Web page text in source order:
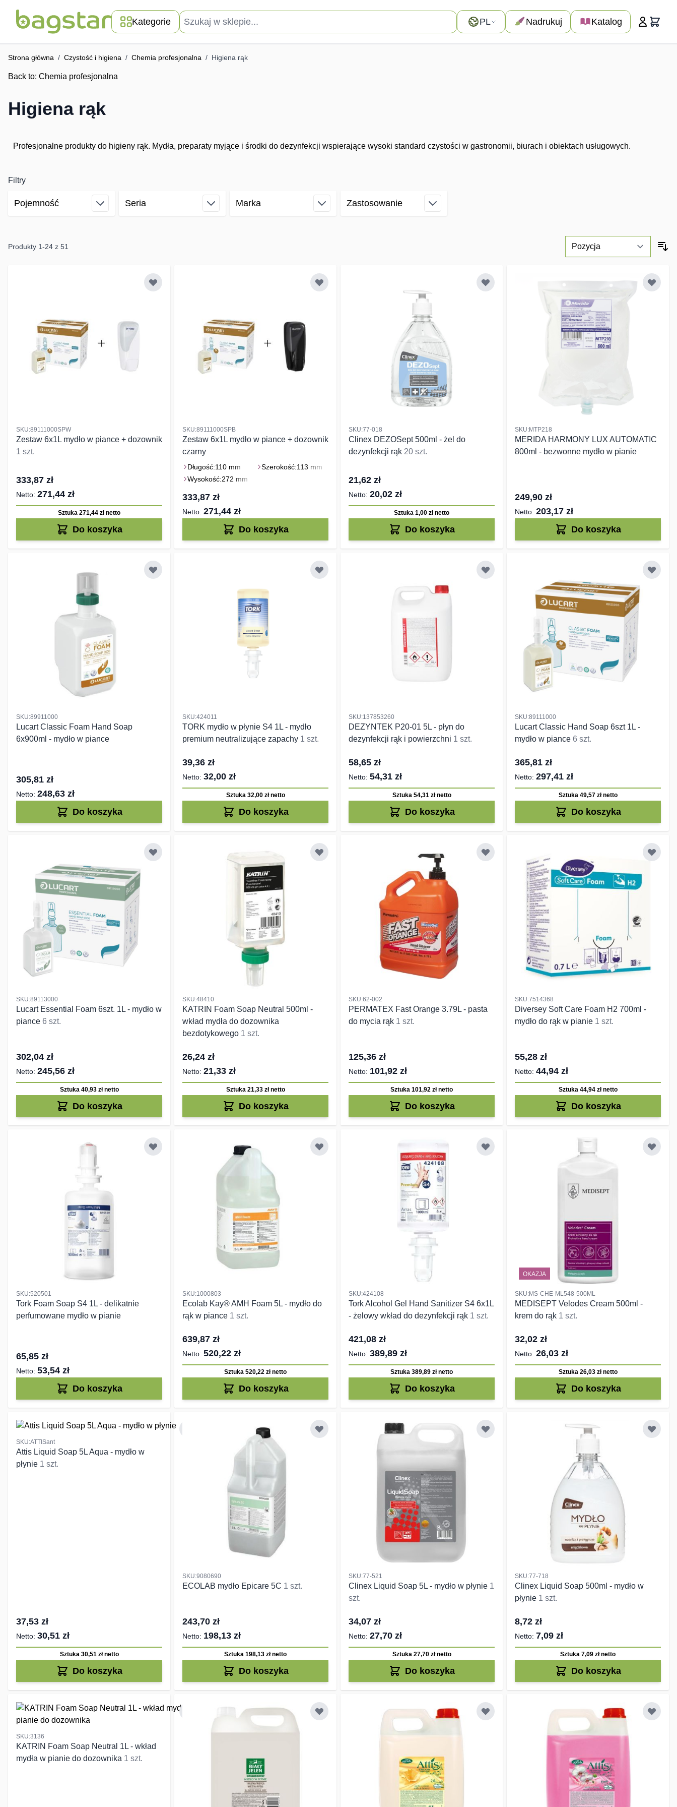
Kategorie
Szukaj w sklepie...
Język
PL Nadrukuj Katalog Koszyk
Strona główna / Czystość i higiena / Chemia profesjonalna / Higiena rąk
Back to: Chemia profesjonalna
Higiena rąk
Profesjonalne produkty do higieny rąk. Mydła, preparaty myjące i środki do dezynfekcji wspierające wysoki standard czystości w gastronomii, biurach i obiektach usługowych.
Filtry
Skip to product list
Pojemność
filter
Seria
filter
Marka
filter
Zastosowanie
filter
Produkty 1-24 z 51
SKU:89111000SPW
Zestaw 6x1L mydło w piance + dozownik
1 szt.
333,87 zł
271,44 zł
Sztuka 271,44 złnetto
Do koszyka
SKU:89111000SPB
Zestaw 6x1L mydło w piance + dozownik
czarny
Długość:110 mm Szerokość:113 mm
Wysokość:272 mm
333,87 zł
271,44 zł
Do koszyka
SKU:77-018
Clinex DEZOSept 500ml - żel do
dezynfekcji rąk 20 szt.
21,62 zł
20,02 zł
Sztuka 1,00 złnetto
Do koszyka
SKU:MTP218
MERIDA HARMONY LUX AUTOMATIC
800ml - bezwonne mydło w pianie
249,90 zł
203,17 zł
Do koszyka
SKU:89911000
Lucart Classic Foam Hand Soap
6x900ml - mydło w piance
305,81 zł
248,63 zł
Do koszyka
SKU:424011
TORK mydło w płynie S4 1L - mydło
premium neutralizujące zapachy 1 szt.
39,36 zł
32,00 zł
Sztuka 32,00 złnetto
Do koszyka
SKU:137853260
DEZYNTEK P20-01 5L - płyn do
dezynfekcji rąk i powierzchni 1 szt.
58,65 zł
54,31 zł
Sztuka 54,31 złnetto
Do koszyka
SKU:89111000
Lucart Classic Hand Soap 6szt 1L -
mydło w piance 6 szt.
365,81 zł
297,41 zł
Sztuka 49,57 złnetto
Do koszyka
SKU:89113000
Lucart Essential Foam 6szt. 1L - mydło w
piance 6 szt.
302,04 zł
245,56 zł
Sztuka 40,93 złnetto
Do koszyka
SKU:48410
KATRIN Foam Soap Neutral 500ml -
wkład mydła do dozownika
bezdotykowego 1 szt.
26,24 zł
21,33 zł
Sztuka 21,33 złnetto
Do koszyka
SKU:62-002
PERMATEX Fast Orange 3.79L - pasta
do mycia rąk 1 szt.
125,36 zł
101,92 zł
Sztuka 101,92 złnetto
Do koszyka
SKU:7514368
Diversey Soft Care Foam H2 700ml -
mydło do rąk w pianie 1 szt.
55,28 zł
44,94 zł
Sztuka 44,94 złnetto
Do koszyka
SKU:520501
Tork Foam Soap S4 1L - delikatnie
perfumowane mydło w pianie
65,85 zł
53,54 zł
Do koszyka
SKU:1000803
Ecolab Kay® AMH Foam 5L - mydło do
rąk w piance 1 szt.
639,87 zł
520,22 zł
Sztuka 520,22 złnetto
Do koszyka
SKU:424108
Tork Alcohol Gel Hand Sanitizer S4 6x1L
- żelowy wkład do dezynfekcji rąk 1 szt.
421,08 zł
389,89 zł
Sztuka 389,89 złnetto
Do koszyka
OKAZJA
SKU:MS-CHE-ML548-500ML
MEDISEPT Velodes Cream 500ml -
krem do rąk 1 szt.
32,02 zł
26,03 zł
Sztuka 26,03 złnetto
Do koszyka
SKU:ATTISant
Attis Liquid Soap 5L Aqua - mydło w
płynie 1 szt.
37,53 zł
30,51 zł
Sztuka 30,51 złnetto
Do koszyka
SKU:9080690
ECOLAB mydło Epicare 5C 1 szt.
243,70 zł
198,13 zł
Sztuka 198,13 złnetto
Do koszyka
SKU:77-521
Clinex Liquid Soap 5L - mydło w płynie 1
szt.
34,07 zł
27,70 zł
Sztuka 27,70 złnetto
Do koszyka
SKU:77-718
Clinex Liquid Soap 500ml - mydło w
płynie 1 szt.
8,72 zł
7,09 zł
Sztuka 7,09 złnetto
Do koszyka
SKU:3136
KATRIN Foam Soap Neutral 1L - wkład
mydła w pianie do dozownika 1 szt.